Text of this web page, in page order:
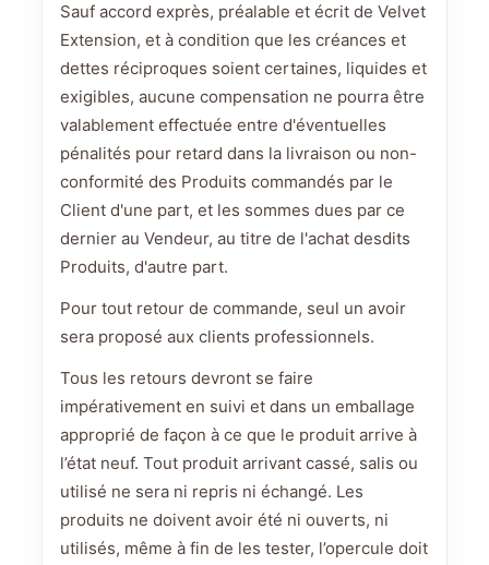
Sauf accord exprès, préalable et écrit de Velvet
Extension, et à condition que les créances et
dettes réciproques soient certaines, liquides et
exigibles, aucune compensation ne pourra être
valablement effectuée entre d'éventuelles
pénalités pour retard dans la livraison ou non-
conformité des Produits commandés par le
Client d'une part, et les sommes dues par ce
dernier au Vendeur, au titre de l'achat desdits
Produits, d'autre part.
Pour tout retour de commande, seul un avoir
sera proposé aux clients professionnels.
Tous les retours devront se faire
impérativement en suivi et dans un emballage
approprié de façon à ce que le produit arrive à
l’état neuf. Tout produit arrivant cassé, salis ou
utilisé ne sera ni repris ni échangé. Les
produits ne doivent avoir été ni ouverts, ni
utilisés, même à fin de les tester, l’opercule doit